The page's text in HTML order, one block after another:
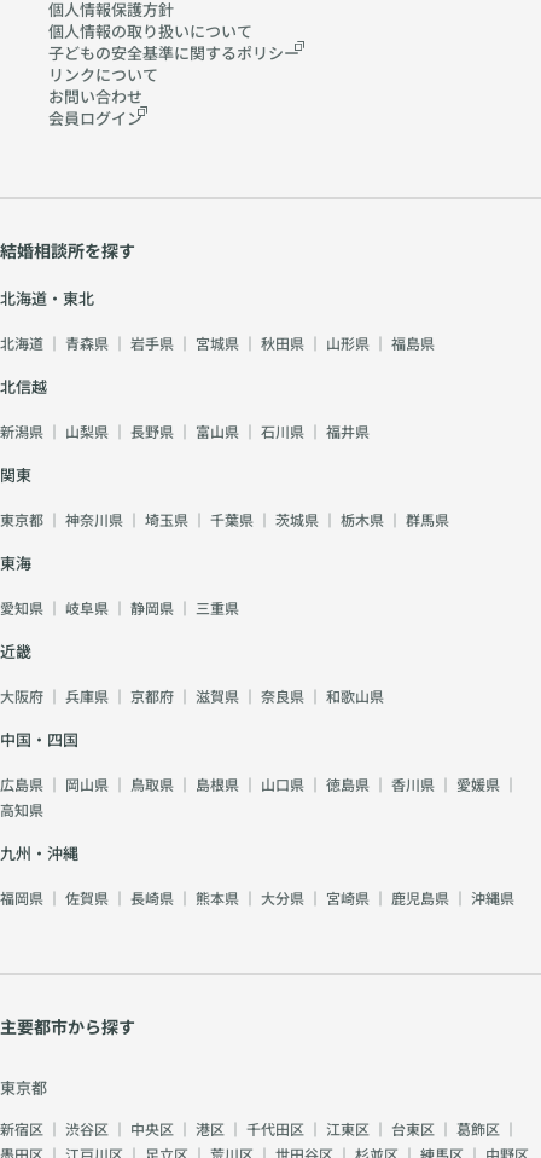
個人情報保護方針
個人情報の取り扱いについて
子どもの安全基準に関するポリシー
リンクについて
お問い合わせ
会員ログイン
結婚相談所を探す
北海道・東北
北海道 ｜ 青森県 ｜ 岩手県 ｜ 宮城県 ｜ 秋田県 ｜ 山形県 ｜ 福島県
北信越
新潟県 ｜ 山梨県 ｜ 長野県 ｜ 富山県 ｜ 石川県 ｜ 福井県
関東
東京都 ｜ 神奈川県 ｜ 埼玉県 ｜ 千葉県 ｜ 茨城県 ｜ 栃木県 ｜ 群馬県
東海
愛知県 ｜ 岐阜県 ｜ 静岡県 ｜ 三重県
近畿
大阪府 ｜ 兵庫県 ｜ 京都府 ｜ 滋賀県 ｜ 奈良県 ｜ 和歌山県
中国・四国
広島県 ｜ 岡山県 ｜ 鳥取県 ｜ 島根県 ｜ 山口県 ｜ 徳島県 ｜ 香川県 ｜ 愛媛県 ｜
高知県
九州・沖縄
福岡県 ｜ 佐賀県 ｜ 長崎県 ｜ 熊本県 ｜ 大分県 ｜ 宮崎県 ｜ 鹿児島県 ｜ 沖縄県
主要都市から探す
東京都
新宿区 ｜ 渋谷区 ｜ 中央区 ｜ 港区 ｜ 千代田区 ｜ 江東区 ｜ 台東区 ｜ 葛飾区 ｜